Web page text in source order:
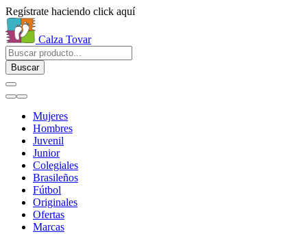
Regístrate haciendo click aquí
Calza Tovar
Buscar
Mujeres
Hombres
Juvenil
Junior
Colegiales
Brasileños
Fútbol
Originales
Ofertas
Marcas